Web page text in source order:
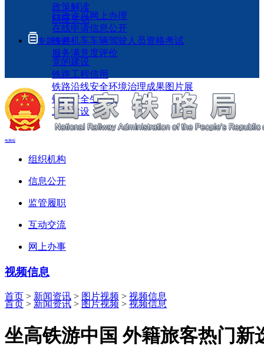
政策解读
回应关切
行政许可网上办理
在线申请信息公开
铁路机车车辆驾驶人员资格考试
服务满意度评价
专题专栏
党的建设
铁路工程信用
铁路沿线安全环境治理成果图片展
铁路安全生产月
工程建设
电脑端
组织机构
信息公开
监管履职
互动交流
网上办事
视频信息
首页 > 新闻资讯 > 图片视频 > 视频信息
首页 > 新闻资讯 > 图片视频 > 视频信息
坐高铁游中国 外籍旅客热门新